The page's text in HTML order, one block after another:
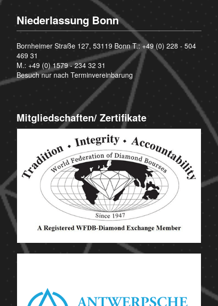
Niederlassung Bonn
Bornheimer Straße 127, 53119 Bonn T.:+49 (0) 228 - 504
469 31
M.: +49 (0) 1579 - 234 32 31
Besuch nur nach Terminvereinbarung
Mitgliedschaften/ Zertifikate